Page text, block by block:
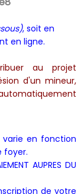
, soit en
en ligne.
au projet
d'un mineur,
varie en fonction
foyer.
AUPRES DU
de votre